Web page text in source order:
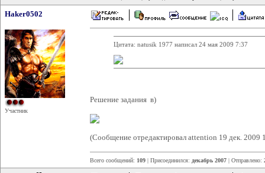
Haker0502
Участник
Цитата: natusik 1977 написал 24 мая 2009 7:37
Решение задания в)
(Сообщение отредактировал attention 19 дек. 2009
Всего сообщений: 109 | Присоединился: декабрь 2007 | Отправлено: